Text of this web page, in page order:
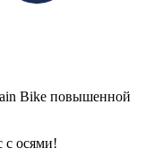
Bike повышенной
с осями!